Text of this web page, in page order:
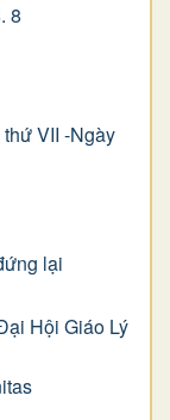
8
VII -Ngày
lại
Hội Giáo Lý